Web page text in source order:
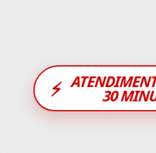
⚡ 30